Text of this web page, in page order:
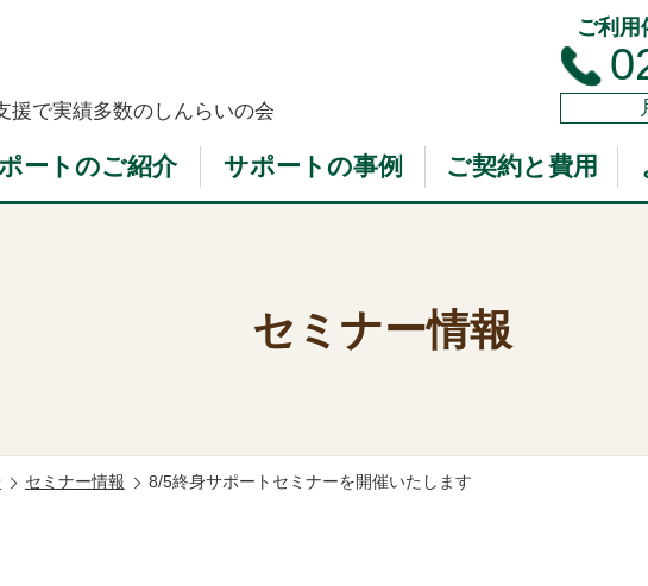
援で実績多数のしんらいの会
ご利
ートのご紹介 サポートの事例 ご契約と費用
セミナー情報
セミナー情報 8/5終身サポートセミナーを開催いたします